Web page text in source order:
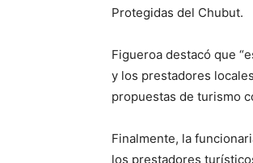
Protegidas del Chubut.
Figueroa destacó que
y los prestadores
propuestas de turismo
Finalmente, la
los prestadores